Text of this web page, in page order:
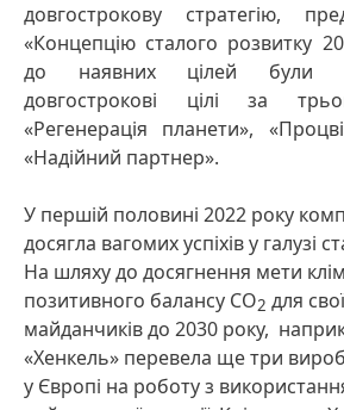
довгострокову стратегію,
«Концепцію сталого розвитку
до наявних цілей були
довгострокові цілі за
«Регенерація планети»,
«Надійний партнер».
У першій половині 2022 року
досягла вагомих успіхів у галузі
На шляху до досягнення мети
позитивного балансу CO2 для
майданчиків до 2030 року,
«Хенкель» перевела ще три
у Європі на роботу з